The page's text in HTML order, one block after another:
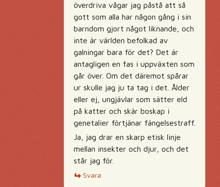
överdriva vågar jag påstå att så
gott som alla har någon gång i sin
barndom gjort något liknande, och
inte är världen befolkad av
galningar bara för det? Det är
antagligen en fas i uppväxten som
går över. Om det däremot spårar
ur skulle jag ju ta tag i det. Ålder
eller ej, ungjävlar som sätter eld
på katter och skär boskap i
genetalier förtjänar fängelsestraff.
Ja, jag drar en skarp etisk linje
mellan insekter och djur, och det
står jag för.
Svara